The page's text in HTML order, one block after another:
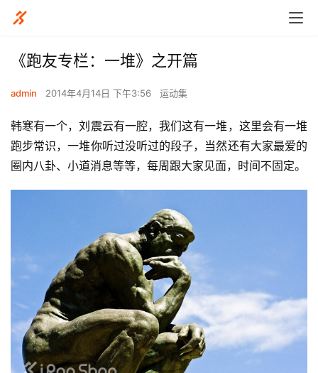
《跑友专栏：一堆》之开篇
admin 2014年4月14日 下午3:56 运动集
韩寒有一个，刘震云有一腔，我们这有一堆，这里会有一堆
跑步常识，一堆你听过没听过的段子，当然还有大家最爱的
圈内八卦、小道消息等等，每周跟大家见面，时间不固定。